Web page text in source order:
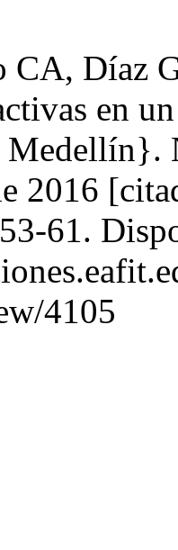
CA, Díaz
en
2016
61.
4105